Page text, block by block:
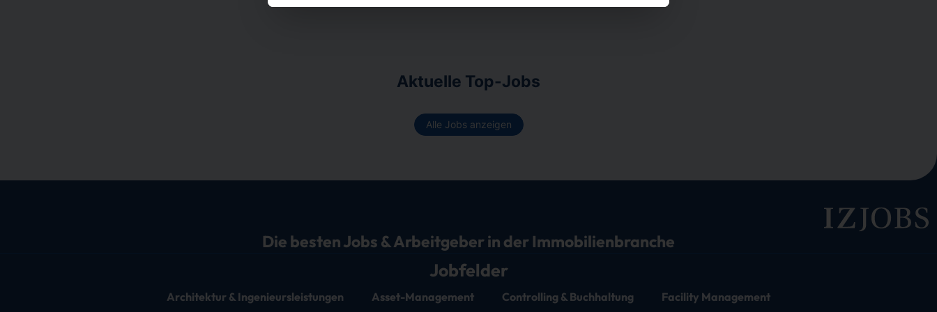
Aktuelle Top-Jobs
Alle Jobs anzeigen
Die besten Jobs & Arbeitgeber in der Immobilienbranche
Jobfelder
Architektur & Ingenieursleistungen Asset-Management Controlling & Buchhaltung Facility Management